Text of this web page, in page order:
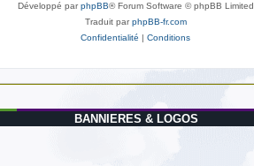
Développé parphpBB® Forum Software © phpBB Limited
Traduit parphpBB-fr.com
Confidentialité | Conditions
BANNIERES & LOGOS